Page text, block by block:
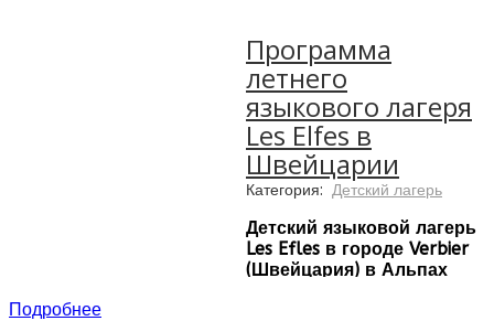
Программа
летнего
языкового лагеря
Les Elfes в
Швейцарии
Категория: Детский лагерь
Детский языковой лагерь
Les Efles в городе Verbier
(Швейцария) в Альпах
Подробнее